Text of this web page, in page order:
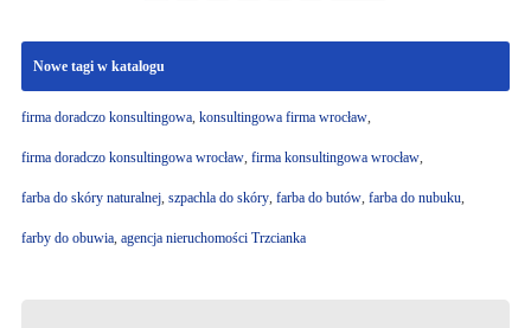
Nowe tagi w katalogu
firma doradczo konsultingowa, konsultingowa firma wrocław,
firma doradczo konsultingowa wrocław, firma konsultingowa wrocław,
farba do skóry naturalnej, szpachla do skóry, farba do butów, farba do nubuku,
farby do obuwia, agencja nieruchomości Trzcianka